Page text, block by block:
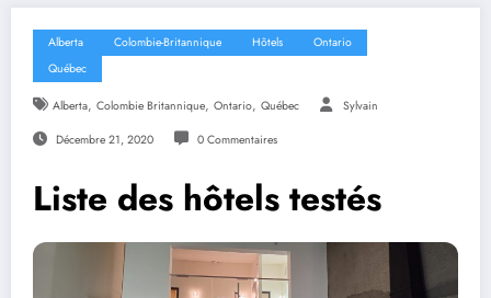
Alberta Colombie-Britannique Hôtels
Ontario
Québec
Alberta, Colombie Britannique, Ontario, Québec Sylvain
Décembre 21, 2020 0 Commentaires
Liste des hôtels testés